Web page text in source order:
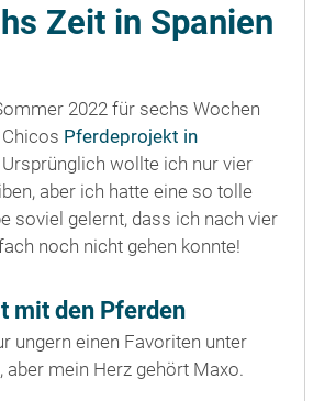
Zeit in Spanien
2022 für sechs Wochen
Pferdeprojekt in
Ursprünglich wollte ich nur vier
aber ich hatte eine so tolle
soviel gelernt, dass ich nach vier
noch nicht gehen konnte!
mit den Pferden
ungern einen Favoriten unter
aber mein Herz gehört Maxo.